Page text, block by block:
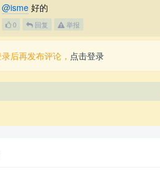
@isme 好的
0 回复 举报
后再发布评论， 点击登录